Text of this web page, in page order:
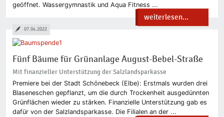
geöffnet. Wassergymnastik und Aqua Fitness ...
weiterlesen...
Fünf Bäume für Grünanlage August-Bebel-Straße
Mit finanzieller Unterstützung der Salzlandsparkasse
Premiere bei der Stadt Schönebeck (Elbe): Erstmals wurden drei
Blaseneschen gepflanzt, um die durch Trockenheit ausgedünnten
Grünflächen wieder zu stärken. Finanzielle Unterstützung gab es
dafür von der Salzlandsparkasse. Die Filialen an der ...
07.04.2022